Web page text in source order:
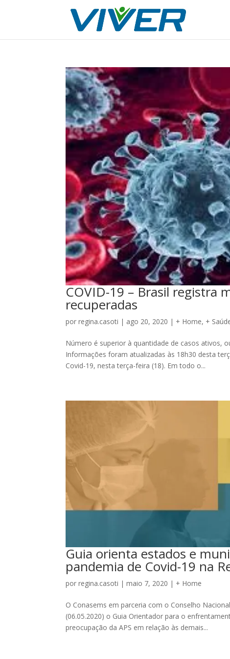
COVID-19 – Brasil registra
recuperadas
porregina.casoti | ago 20, 2020 | + Home, +
Número é superior à quantidade de casos ativos,
Informações foram atualizadas às 18h30 desta
Covid-19, nesta terça-feira (18). Em todo o...
Guia orienta estados e
pandemia de Covid-19 na
porregina.casoti |maio 7, 2020 | + Home
O Conasems em parceria com o Conselho
(06.05.2020) o Guia Orientador para o
preocupação da APS em relação às demais...